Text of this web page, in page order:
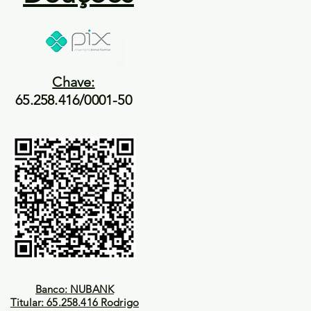
Chave:
65.258.416/0001-50
Banco: NUBANK
Titular: 65.258.416 Rodrigo